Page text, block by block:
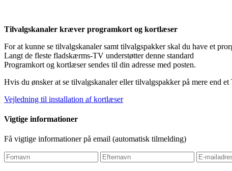
Tilvalgskanaler kræver programkort og kortlæser
For at kunne se tilvalgskanaler samt tilvalgspakker skal du have et
Langt de fleste fladskærms-TV understøtter denne standard
Programkort og kortlæser sendes til din adresse med posten.
Hvis du ønsker at se tilvalgskanaler eller tilvalgspakker på mere end
Vejledning til installation af kortlæser
Vigtige informationer
Få vigtige informationer på email (automatisk tilmelding)